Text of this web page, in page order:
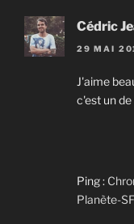
Cédric
29 MAI
J'aime
c'est un
Ping :
Planète-